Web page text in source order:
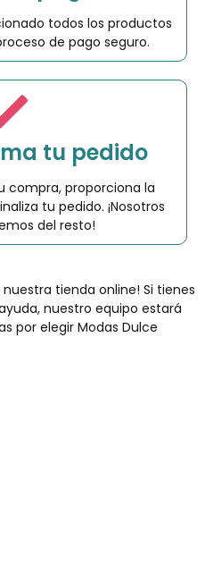
todos los productos
de pago seguro.
tu pedido
compra, proporciona la
tu pedido. ¡Nosotros
del resto!
tienda online! Si tienes
nuestro equipo estará
por elegir Modas Dulce